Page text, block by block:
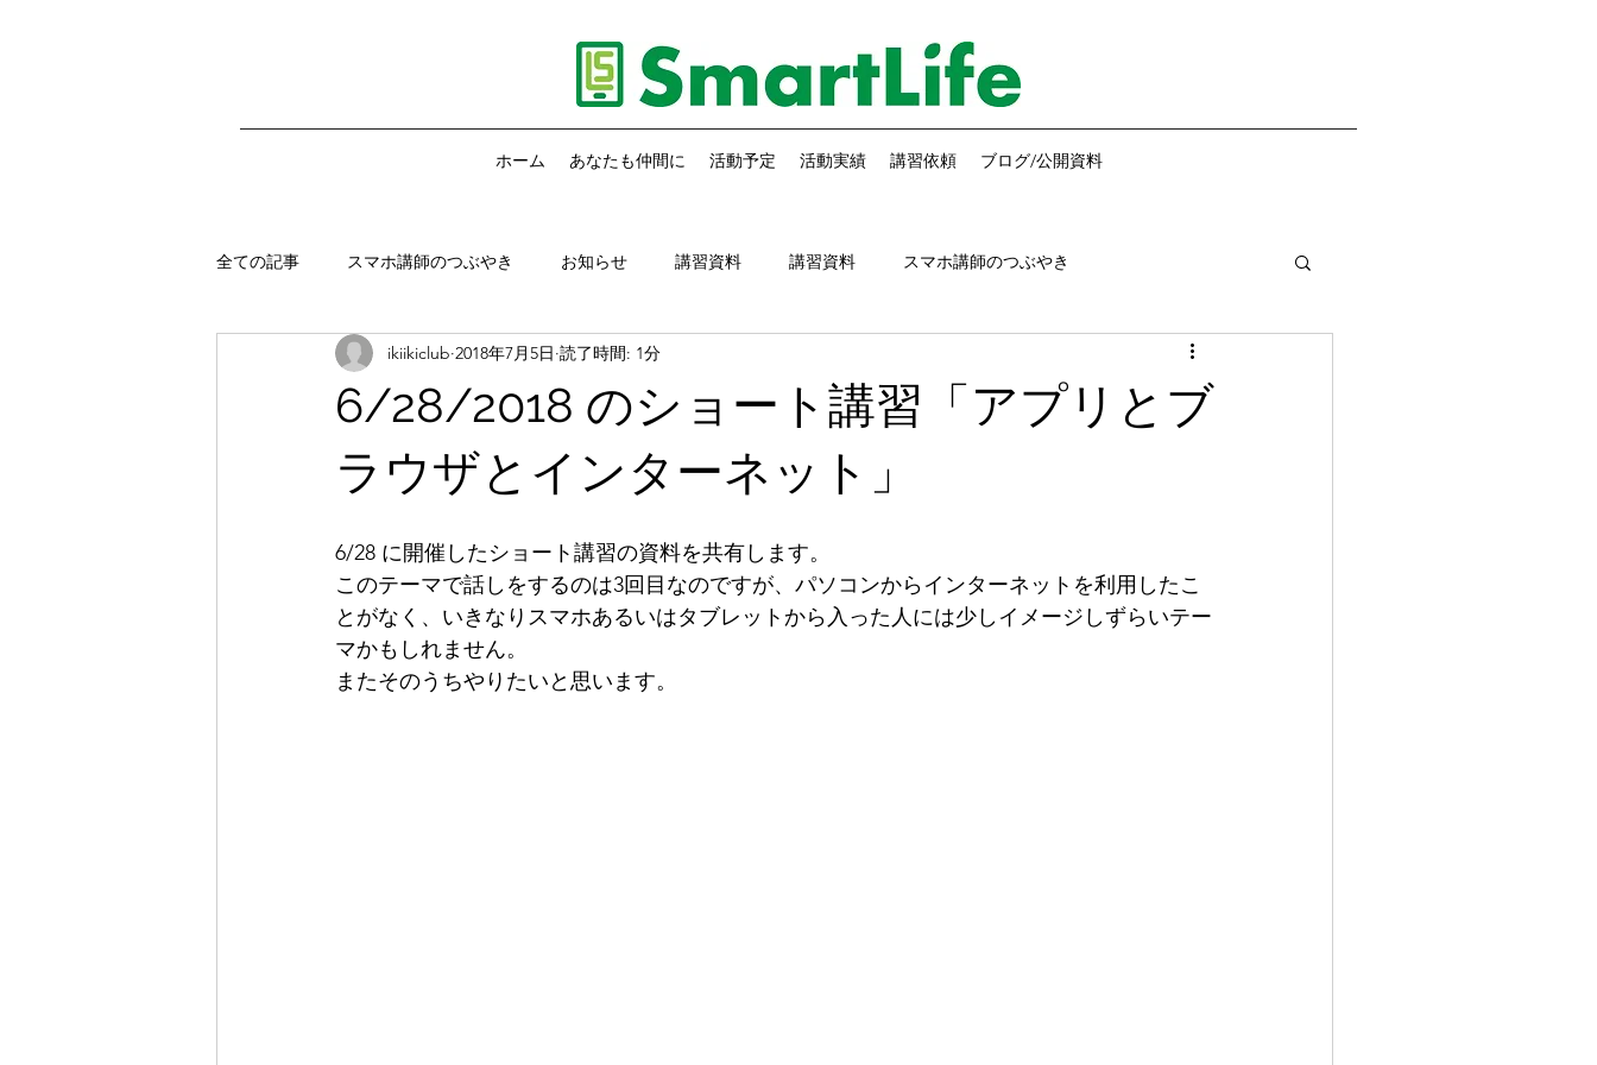
ホーム あなたも仲間に 活動予定 活動実績 講習依頼 ブログ/公開資料
全ての記事 スマホ講師のつぶやき お知らせ 講習資料 講習資料 スマホ講師のつぶやき
スマホ講師のアドバイス スマホ講師のアドバイス
6/28/2018 のショート講習「アプリとブ
ラウザとインターネット」
ikiikiclub 2018年7月5日 読了時間: 1分
6/28 に開催したショート講習の資料を共有します。
このテーマで話しをするのは3回目なのですが、パソコンからインターネットを利用したこ
とがなく、いきなりスマホあるいはタブレットから入った人には少しイメージしずらいテー
マかもしれません。
またそのうちやりたいと思います。